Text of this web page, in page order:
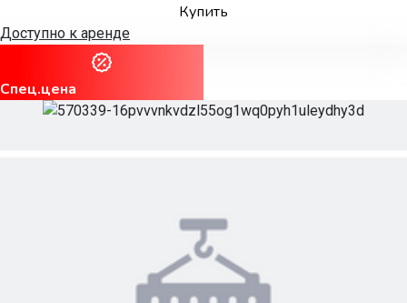
Купить
Доступно к аренде
Спец.цена